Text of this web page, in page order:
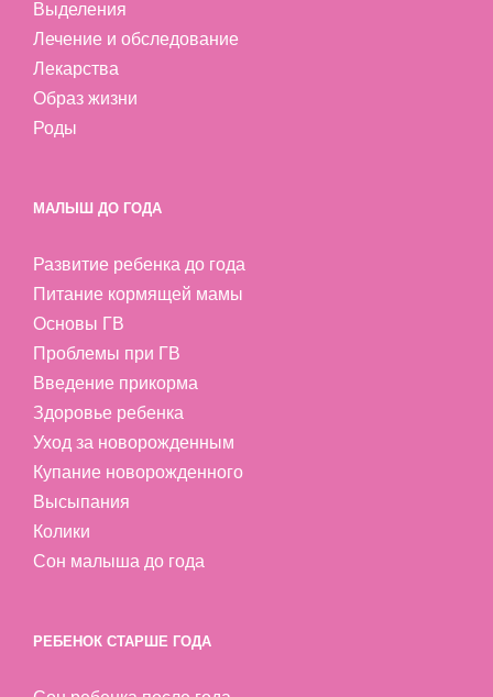
Выделения
Лечение и обследование
Лекарства
Образ жизни
Роды
МАЛЫШ ДО ГОДА
Развитие ребенка до года
Питание кормящей мамы
Основы ГВ
Проблемы при ГВ
Введение прикорма
Здоровье ребенка
Уход за новорожденным
Купание новорожденного
Высыпания
Колики
Сон малыша до года
РЕБЕНОК СТАРШЕ ГОДА